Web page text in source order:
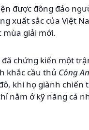
được đông đảo
xuất sắc của Việt
giải mới.
chứng kiến một
khắc cầu thủ Công
khi họ giành chiến
nằm ở kỹ năng cá